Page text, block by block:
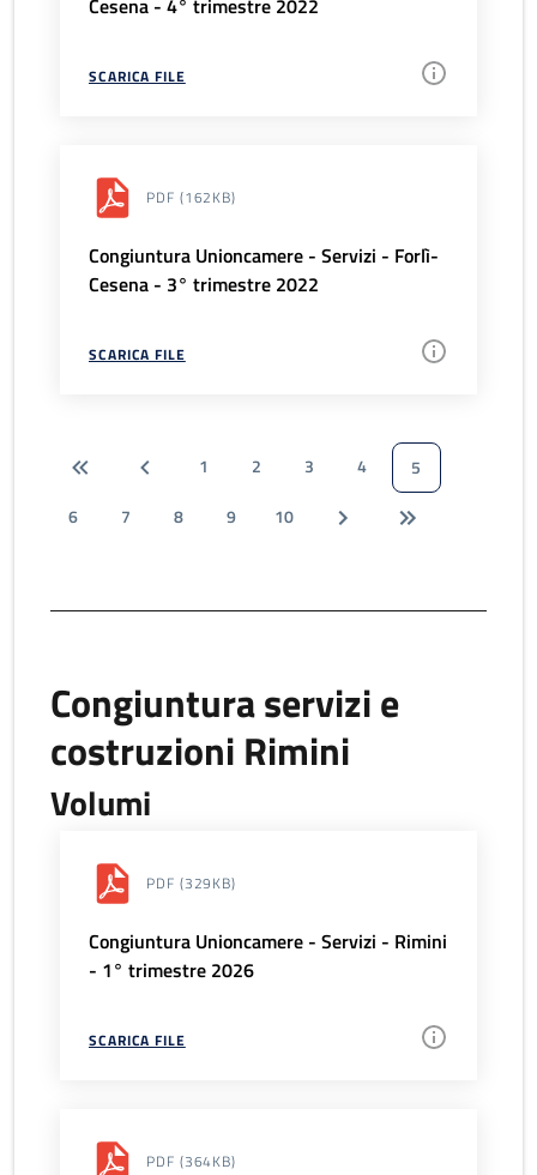
Cesena - 4° trimestre 2022
SCARICA FILE
PDF (162KB)
Congiuntura Unioncamere - Servizi - Forlì-
Cesena - 3° trimestre 2022
SCARICA FILE
1 2 3 4
5
6
7 8 9 10
Congiuntura servizi e
costruzioni Rimini
Volumi
PDF (329KB)
Congiuntura Unioncamere - Servizi - Rimini
- 1° trimestre 2026
SCARICA FILE
PDF (364KB)